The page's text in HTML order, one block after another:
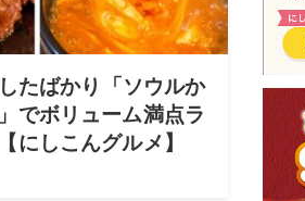
たばかり「ソウルか
でボリューム満点ラ
にしこんグルメ】